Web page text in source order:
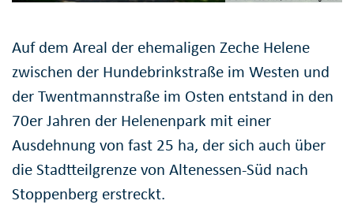
Auf dem Areal der ehemaligen Zeche Helene
zwischen der Hundebrinkstraße im Westen und
der Twentmannstraße im Osten entstand in den
70er Jahren der Helenenpark mit einer
Ausdehnung von fast 25 ha, der sich auch über
die Stadtteilgrenze von Altenessen-Süd nach
Stoppenberg erstreckt.